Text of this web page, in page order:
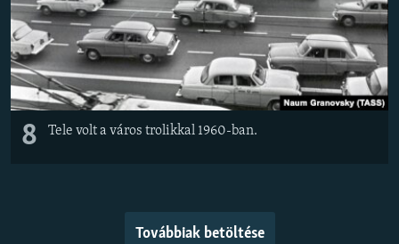
8 Tele volt a város trolikkal 1960-ban.
Továbbiak betöltése